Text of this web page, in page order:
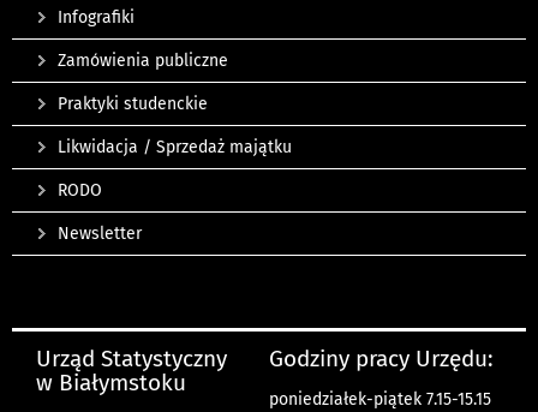
Infografiki
Zamówienia publiczne
Praktyki studenckie
Likwidacja / Sprzedaż majątku
RODO
Newsletter
Urząd Statystyczny
w Białymstoku
Godziny pracy Urzędu:
poniedziałek-piątek 7.15-15.15